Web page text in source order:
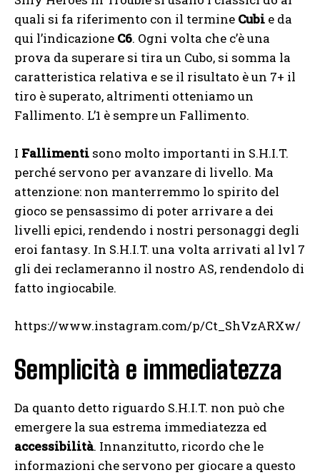
quali si fa riferimento con il termine Cubi e da
qui l’indicazione C6. Ogni volta che c’è una
prova da superare si tira un Cubo, si somma la
caratteristica relativa e se il risultato è un 7+ il
tiro è superato, altrimenti otteniamo un
Fallimento. L’1 è sempre un Fallimento.
I Fallimenti sono molto importanti in S.H.I.T.
perché servono per avanzare di livello. Ma
attenzione: non manterremmo lo spirito del
gioco se pensassimo di poter arrivare a dei
livelli epici, rendendo i nostri personaggi degli
eroi fantasy. In S.H.I.T. una volta arrivati al lvl 7
gli dei reclameranno il nostro AS, rendendolo di
fatto ingiocabile.
https://www.instagram.com/p/Ct_ShVzARXw/
Semplicità e immediatezza
Da quanto detto riguardo S.H.I.T. non può che
emergere la sua estrema immediatezza ed
accessibilità. Innanzitutto, ricordo che le
informazioni che servono per giocare a questo